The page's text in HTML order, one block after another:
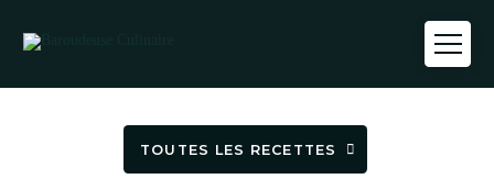
TOUTES LES RECETTES